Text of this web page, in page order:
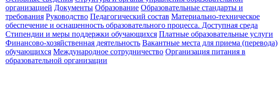
организацией Документы Образование Образовательные стандарты и
требования Руководство Педагогический состав Материально-техническое
обеспечение и оснащенность образовательного процесса. Доступная среда
Стипендии и меры поддержки обучающихся Платные образовательные услуги
Финансово-хозяйственная деятельность Вакантные места для приема (перевода)
обучающихся Международное сотрудничество Организация питания в
образовательной организации